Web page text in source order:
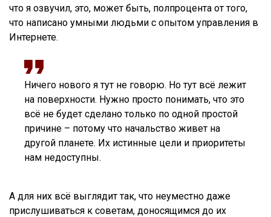
что я озвучил, это, может быть, полпроцента от того,
что написано умными людьми с опытом управления в
Интернете.
Ничего нового я тут не говорю. Но тут всё лежит
на поверхности. Нужно просто понимать, что это
всё не будет сделано только по одной простой
причине – потому что начальство живет на
другой планете. Их истинные цели и приоритеты
нам недоступны.
А для них всё выглядит так, что неуместно даже
прислушиваться к советам, доносящимся до их